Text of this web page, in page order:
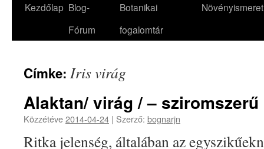
Kezdőlap Blog-
Fórum
Botanikai
fogalomtár
Növényismeret
Címke: Iris virág
Alaktan/ virág / – sziromszerű
Közzétéve2014-04-24 | Szerző: bognarjn
Ritka jelenség, általában az